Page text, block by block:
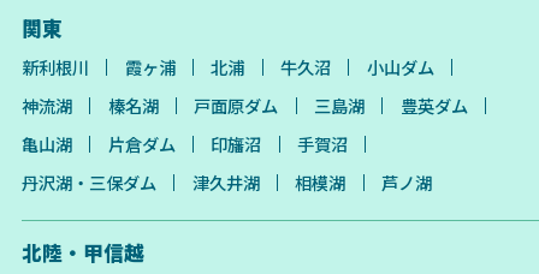
関東
新利根川 霞ヶ浦 北浦 牛久沼
小山ダム
神流湖
榛名湖 戸面原ダム 三島湖
豊英ダム
亀山湖
片倉ダム 印旛沼
手賀沼
丹沢湖・三保ダム
津久井湖 相模湖 芦ノ湖
北陸・甲信越